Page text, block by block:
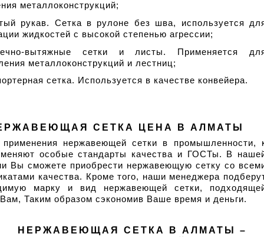
металлоконструкций;
рукав. Сетка в рулоне без шва, используется
жидкостей с высокой степенью агрессии;
вытяжные сетки и листы. Применяется
металлоконструкций и лестниц;
сетка. Используется в качестве конвейера.
СЕТКА ЦЕНА В АЛМАТЫ
нержавеющей сетки в промышленности,
особые стандарты качества и ГОСТы. В
Вы сможете приобрести нержавеющую сетку со
качества. Кроме того, наши менеджера
марку и вид нержавеющей сетки,
Таким образом сэкономив Ваше время и деньги.
НЕРЖАВЕЮЩАЯ СЕТКА В АЛМАТЫ –